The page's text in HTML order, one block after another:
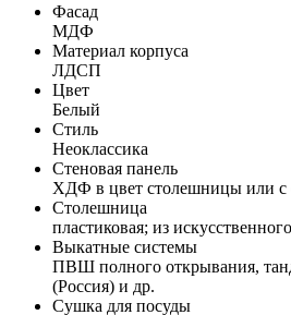
Фасад
МДФ
Материал корпуса
ЛДСП
Цвет
Белый
Стиль
Неоклассика
Стеновая панель
ХДФ в цвет столешницы или с
Столешница
пластиковая; из
Выкатные системы
ПВШ полного открывания,
(Россия) и др.
Сушка для посуды